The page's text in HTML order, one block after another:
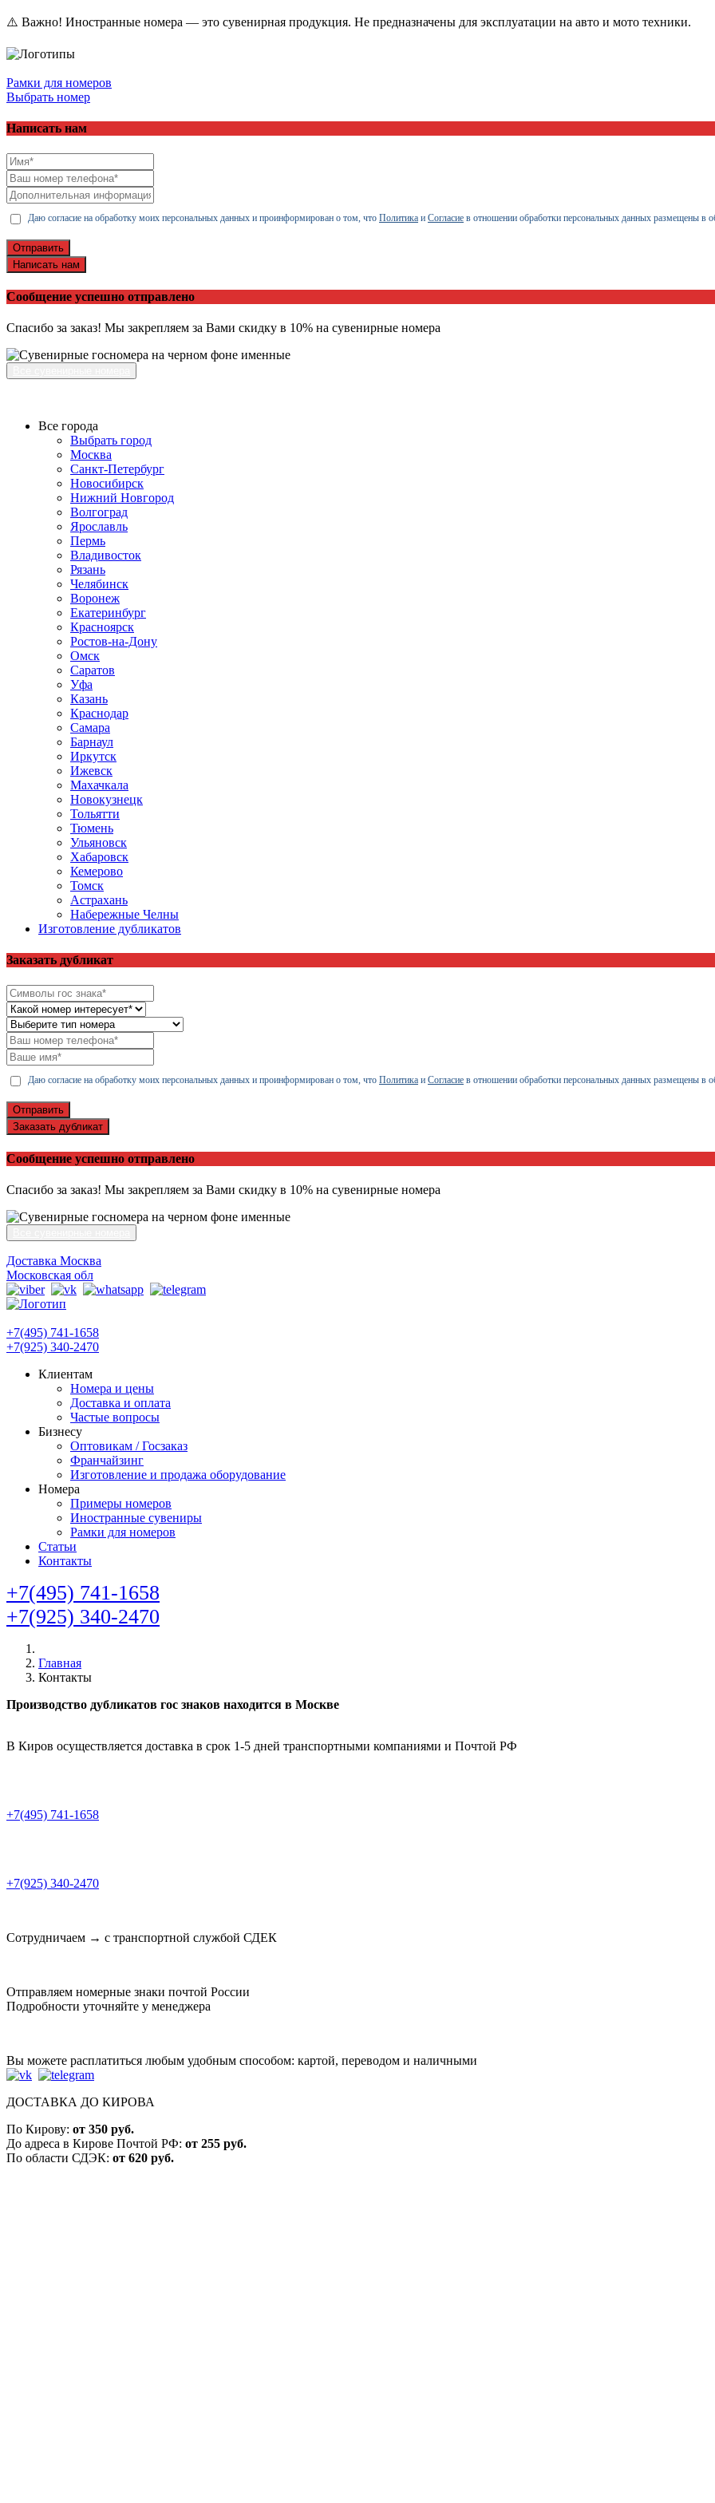
⚠️ Важно! Иностранные номера — это сувенирная продукция. Не предназначены для эксплуатации на авто и мото техники.
Рамки для номеров
Выбрать номер
Написать нам
Даю согласие на обработку моих персональных данных и проинформирован о том, что Политика и Согласие в отношении обработки персональных данных размещены в
Отправить
Написать нам
Сообщение успешно отправлено
Спасибо за заказ! Мы закрепляем за Вами скидку в 10% на сувенирные номера
Все города
Выбрать город
Москва
Санкт-Петербург
Новосибирск
Нижний Новгород
Волгоград
Ярославль
Пермь
Владивосток
Рязань
Челябинск
Воронеж
Екатеринбург
Красноярск
Ростов-на-Дону
Омск
Саратов
Уфа
Казань
Краснодар
Самара
Барнаул
Иркутск
Ижевск
Махачкала
Новокузнецк
Тольятти
Тюмень
Ульяновск
Хабаровск
Кемерово
Томск
Астрахань
Набережные Челны
Изготовление дубликатов
Заказать дубликат
Даю согласие на обработку моих персональных данных и проинформирован о том, что Политика и Согласие в отношении обработки персональных данных размещены в
Отправить
Заказать дубликат
Сообщение успешно отправлено
Спасибо за заказ! Мы закрепляем за Вами скидку в 10% на сувенирные номера
Доставка Москва
Московская обл
+7(495) 741-1658
+7(925) 340-2470
Клиентам
Номера и цены
Доставка и оплата
Частые вопросы
Бизнесу
Оптовикам / Госзаказ
Франчайзинг
Изготовление и продажа оборудование
Номера
Примеры номеров
Иностранные сувениры
Рамки для номеров
Статьи
Контакты
+7(495) 741-1658
+7(925) 340-2470
Главная
Контакты
Производство дубликатов гос знаков находится в Москве
В Киров осуществляется доставка в срок 1-5 дней транспортными компаниями и Почтой РФ
+7(495) 741-1658
+7(925) 340-2470
Сотрудничаем → с транспортной службой СДЕК
Отправляем номерные знаки почтой России
Подробности уточняйте у менеджера
Вы можете расплатиться любым удобным способом: картой, переводом и наличными
ДОСТАВКА ДО КИРОВА
По Кирову: от 350 руб.
До адреса в Кирове Почтой РФ: от 255 руб.
По области СДЭК: от 620 руб.